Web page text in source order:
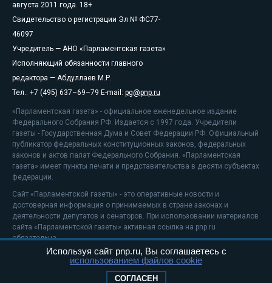
августа 2011 года. 18+
Свидетельство о регистрации Эл № ФС77-
46097
Учредитель — АНО «Парламентская газета»
Исполняющий обязанности главного
редактора — Абдуллаев М.Р.
Тел.: +7 (495) 637–69–79 E-mail: pg@pnp.ru
«Парламентская газета» - официальное еженедельное издание
Федерального Собрания РФ. Издается с 1997 года. Учредители
газеты - Государственная Дума и Совет Федерации РФ. Официальный
публикатор федеральных конституционных законов, федеральных
законов и актов палат Федерального Собрания. «Парламентская
газета» имеет пункты печати и представительства в десяти субъектах
федерации.
Сайт «Парламентской газеты» - это оперативные новости и
достоверная информация о принимаемых в стране законах и
деятельности депутатов и сенаторов. При использовании материалов
сайта «Парламентской газеты» активная ссылка на pnp.ru
обязательна.
На информационном ресурсе применяютсярекомендательные
Положение о защите персональных данных
Используя сайт pnp.ru, Вы соглашаетесь с
использованием файлов cookie
СОГЛАСЕН